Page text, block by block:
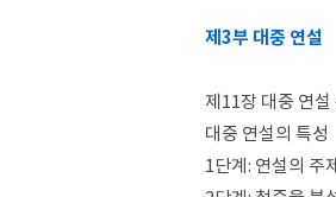
제3부 대중 연설
제11장 대중 연
대중 연설의 특성
1단계: 연설의 주